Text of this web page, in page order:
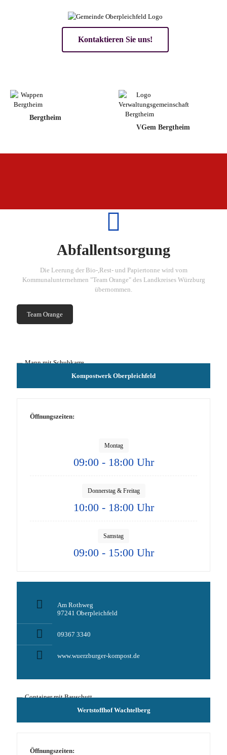
Kontaktieren Sie uns!
Bergtheim
VGem Bergtheim
Abfallentsorgung
Die Leerung der Bio-,Rest- und Papiertonne wird vom
Kommunalunternehmen "Team Orange" des Landkreises Würzburg
übernommen.
Team Orange
Kompostwerk Oberpleichfeld
Öffnungszeiten:
Montag
09:00 - 18:00 Uhr
Donnerstag & Freitag
10:00 - 18:00 Uhr
Samstag
09:00 - 15:00 Uhr
Am Rothweg
97241 Oberpleichfeld
09367 3340
www.wuerzburger-kompost.de
Wertstoffhof Wachtelberg
Öffnungszeiten: